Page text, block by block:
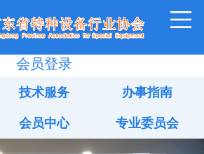
会员登录
技术服务 办事指南
会员中心 专业委员会